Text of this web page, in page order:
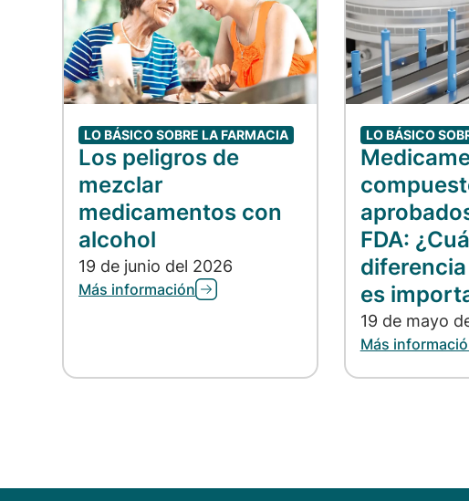
LO BÁSICO SOBRE LA FARMACIA
Los peligros de
mezclar
medicamentos con
alcohol
19 de junio del 2026
Más información
LO BÁSICO
FDA:
es
19 de mayo
Más